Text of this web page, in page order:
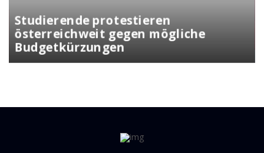
Kunasek fordert strengere Regeln
für die Verleihung der
Staatsbürgerschaft